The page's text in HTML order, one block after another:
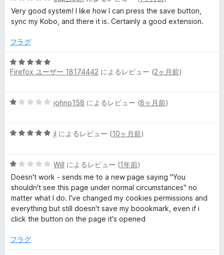
価
段
階
5
評
価
Very good system! I like how I can press the save button,
sync my Kobo, and there it is. Certainly a good extension.
フラグ
5
段
5
価
Firefox ユーザー 18174442 によるレビュー (2ヶ月前)
5
中
評
価
johno158 によるレビュー (8ヶ月前)
5
中
5
の
評
価
jI によるレビュー (10ヶ月前)
5
段
階
中
1
の
価
Will によるレビュー (1年前)
Doesn't work - sends me to a new page saying "You
shouldn't see this page under normal circumstances" no
matter what I do. I've changed my cookies permissions and
everything but still doesn't save my boookmark, even if i
click the button on the page it's opened
フラグ